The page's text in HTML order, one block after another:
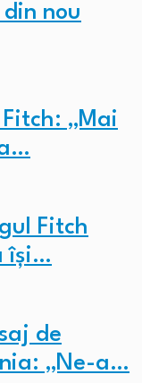
nou
„Mai
Fitch
își…
de
„Ne-a…